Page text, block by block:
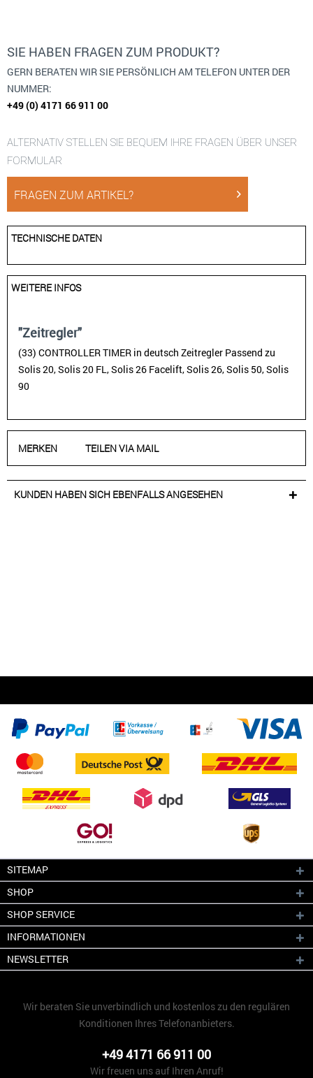
SIE HABEN FRAGEN ZUM PRODUKT?
GERN BERATEN WIR SIE PERSÖNLICH AM TELEFON UNTER DER
NUMMER:
+49 (0) 4171 66 911 00
ALTERNATIV STELLEN SIE BEQUEM IHRE FRAGEN ÜBER UNSER
FORMULAR
FRAGEN ZUM ARTIKEL?
TECHNISCHE DATEN
WEITERE INFOS
"Zeitregler"
(33) CONTROLLER TIMER in deutsch Zeitregler Passend zu
Solis 20, Solis 20 FL, Solis 26 Facelift, Solis 26, Solis 50, Solis
90
MERKEN TEILEN VIA MAIL
KUNDEN HABEN SICH EBENFALLS ANGESEHEN
SITEMAP
SHOP
SHOP SERVICE
INFORMATIONEN
NEWSLETTER
Wir beraten Sie unverbindlich und kostenlos zu den regulären
Konditionen Ihres Telefonanbieters.
+49 4171 66 911 00
Wir freuen uns auf Ihren Anruf!